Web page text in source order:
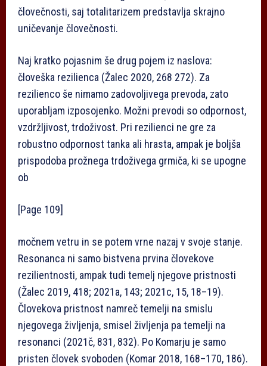
človečnosti, saj totalitarizem predstavlja skrajno
uničevanje človečnosti.
Naj kratko pojasnim še drug pojem iz naslova:
človeška rezilienca (Žalec 2020, 268­ 272). Za
rezilienco še nimamo zadovoljivega prevoda, zato
uporabljam izposojenko. Možni prevodi so odpornost,
vzdržljivost, trdoživost. Pri rezilienci ne gre za
robustno odpornost tanka ali hrasta, ampak je boljša
prispodoba prožnega trdoživega grmiča, ki se upogne
ob
[Page 109]
močnem vetru in se potem vrne nazaj v svoje stanje.
Resonanca ni samo bistvena prvina človekove
rezilientnosti, ampak tudi temelj njegove pristnosti
(Žalec 2019, 418; 2021a, 143; 2021c, 15, 18–19).
Človekova pristnost namreč temelji na smislu
njegovega življenja, smisel življenja pa temelji na
resonanci (2021č, 831, 832). Po Komarju je samo
pristen človek svoboden (Komar 2018, 168–170, 186).